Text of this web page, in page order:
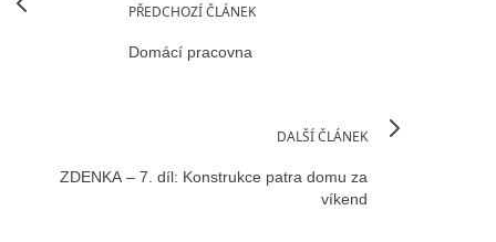
PŘEDCHOZÍ ČLÁNEK
Domácí pracovna
DALŠÍ ČLÁNEK
ZDENKA – 7. díl: Konstrukce patra domu za
víkend